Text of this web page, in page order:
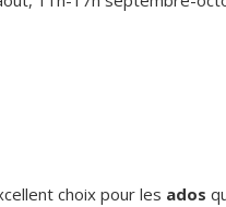
choix pour les ados